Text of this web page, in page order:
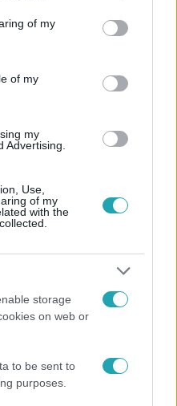
You may click to
and its third-party tags to
purposes in below Google
of my
of my
my
Advertising.
Use,
of my
with the
storage
on web or
to be sent to
purposes.
# 1. RÉSZ